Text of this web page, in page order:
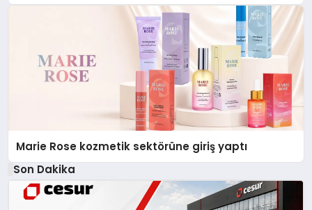
Marie Rose kozmetik sektörüne giriş yaptı
Son Dakika